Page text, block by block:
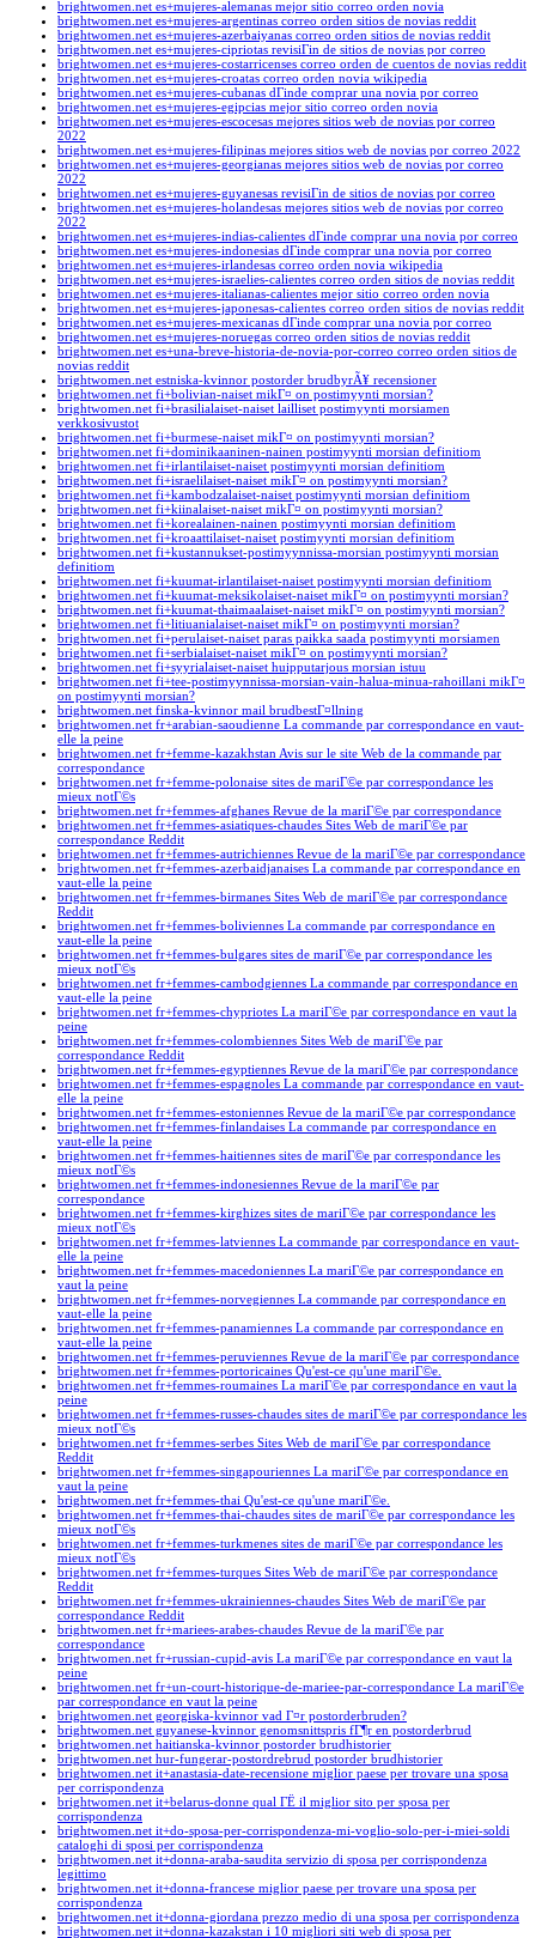
brightwomen.net es+mujeres-alemanas mejor sitio correo orden novia
brightwomen.net es+mujeres-argentinas correo orden sitios de novias reddit
brightwomen.net es+mujeres-azerbaiyanas correo orden sitios de novias reddit
brightwomen.net es+mujeres-cipriotas revisiГіn de sitios de novias por correo
brightwomen.net es+mujeres-costarricenses correo orden de cuentos de novias reddit
brightwomen.net es+mujeres-croatas correo orden novia wikipedia
brightwomen.net es+mujeres-cubanas dГіnde comprar una novia por correo
brightwomen.net es+mujeres-egipcias mejor sitio correo orden novia
brightwomen.net es+mujeres-escocesas mejores sitios web de novias por correo
2022
brightwomen.net es+mujeres-filipinas mejores sitios web de novias por correo 2022
brightwomen.net es+mujeres-georgianas mejores sitios web de novias por correo
2022
brightwomen.net es+mujeres-guyanesas revisiГіn de sitios de novias por correo
brightwomen.net es+mujeres-holandesas mejores sitios web de novias por correo
2022
brightwomen.net es+mujeres-indias-calientes dГіnde comprar una novia por correo
brightwomen.net es+mujeres-indonesias dГіnde comprar una novia por correo
brightwomen.net es+mujeres-irlandesas correo orden novia wikipedia
brightwomen.net es+mujeres-israelies-calientes correo orden sitios de novias reddit
brightwomen.net es+mujeres-italianas-calientes mejor sitio correo orden novia
brightwomen.net es+mujeres-japonesas-calientes correo orden sitios de novias reddit
brightwomen.net es+mujeres-mexicanas dГіnde comprar una novia por correo
brightwomen.net es+mujeres-noruegas correo orden sitios de novias reddit
brightwomen.net es+una-breve-historia-de-novia-por-correo correo orden sitios de
novias reddit
brightwomen.net estniska-kvinnor postorder brudbyrÃ¥ recensioner
brightwomen.net fi+bolivian-naiset mikГ¤ on postimyynti morsian?
brightwomen.net fi+brasilialaiset-naiset lailliset postimyynti morsiamen
verkkosivustot
brightwomen.net fi+burmese-naiset mikГ¤ on postimyynti morsian?
brightwomen.net fi+dominikaaninen-nainen postimyynti morsian definitiom
brightwomen.net fi+irlantilaiset-naiset postimyynti morsian definitiom
brightwomen.net fi+israelilaiset-naiset mikГ¤ on postimyynti morsian?
brightwomen.net fi+kambodzalaiset-naiset postimyynti morsian definitiom
brightwomen.net fi+kiinalaiset-naiset mikГ¤ on postimyynti morsian?
brightwomen.net fi+korealainen-nainen postimyynti morsian definitiom
brightwomen.net fi+kroaattilaiset-naiset postimyynti morsian definitiom
brightwomen.net fi+kustannukset-postimyynnissa-morsian postimyynti morsian
definitiom
brightwomen.net fi+kuumat-irlantilaiset-naiset postimyynti morsian definitiom
brightwomen.net fi+kuumat-meksikolaiset-naiset mikГ¤ on postimyynti morsian?
brightwomen.net fi+kuumat-thaimaalaiset-naiset mikГ¤ on postimyynti morsian?
brightwomen.net fi+litiuanialaiset-naiset mikГ¤ on postimyynti morsian?
brightwomen.net fi+perulaiset-naiset paras paikka saada postimyynti morsiamen
brightwomen.net fi+serbialaiset-naiset mikГ¤ on postimyynti morsian?
brightwomen.net fi+syyrialaiset-naiset huipputarjous morsian istuu
brightwomen.net fi+tee-postimyynnissa-morsian-vain-halua-minua-rahoillani mikГ¤
on postimyynti morsian?
brightwomen.net finska-kvinnor mail brudbestГ¤llning
brightwomen.net fr+arabian-saoudienne La commande par correspondance en vaut-
elle la peine
brightwomen.net fr+femme-kazakhstan Avis sur le site Web de la commande par
correspondance
brightwomen.net fr+femme-polonaise sites de mariГ©e par correspondance les
mieux notГ©s
brightwomen.net fr+femmes-afghanes Revue de la mariГ©e par correspondance
brightwomen.net fr+femmes-asiatiques-chaudes Sites Web de mariГ©e par
correspondance Reddit
brightwomen.net fr+femmes-autrichiennes Revue de la mariГ©e par correspondance
brightwomen.net fr+femmes-azerbaidjanaises La commande par correspondance en
vaut-elle la peine
brightwomen.net fr+femmes-birmanes Sites Web de mariГ©e par correspondance
Reddit
brightwomen.net fr+femmes-boliviennes La commande par correspondance en
vaut-elle la peine
brightwomen.net fr+femmes-bulgares sites de mariГ©e par correspondance les
mieux notГ©s
brightwomen.net fr+femmes-cambodgiennes La commande par correspondance en
vaut-elle la peine
brightwomen.net fr+femmes-chypriotes La mariГ©e par correspondance en vaut la
peine
brightwomen.net fr+femmes-colombiennes Sites Web de mariГ©e par
correspondance Reddit
brightwomen.net fr+femmes-egyptiennes Revue de la mariГ©e par correspondance
brightwomen.net fr+femmes-espagnoles La commande par correspondance en vaut-
elle la peine
brightwomen.net fr+femmes-estoniennes Revue de la mariГ©e par correspondance
brightwomen.net fr+femmes-finlandaises La commande par correspondance en
vaut-elle la peine
brightwomen.net fr+femmes-haitiennes sites de mariГ©e par correspondance les
mieux notГ©s
brightwomen.net fr+femmes-indonesiennes Revue de la mariГ©e par
correspondance
brightwomen.net fr+femmes-kirghizes sites de mariГ©e par correspondance les
mieux notГ©s
brightwomen.net fr+femmes-latviennes La commande par correspondance en vaut-
elle la peine
brightwomen.net fr+femmes-macedoniennes La mariГ©e par correspondance en
vaut la peine
brightwomen.net fr+femmes-norvegiennes La commande par correspondance en
vaut-elle la peine
brightwomen.net fr+femmes-panamiennes La commande par correspondance en
vaut-elle la peine
brightwomen.net fr+femmes-peruviennes Revue de la mariГ©e par correspondance
brightwomen.net fr+femmes-portoricaines Qu'est-ce qu'une mariГ©e.
brightwomen.net fr+femmes-roumaines La mariГ©e par correspondance en vaut la
peine
brightwomen.net fr+femmes-russes-chaudes sites de mariГ©e par correspondance les
mieux notГ©s
brightwomen.net fr+femmes-serbes Sites Web de mariГ©e par correspondance
Reddit
brightwomen.net fr+femmes-singapouriennes La mariГ©e par correspondance en
vaut la peine
brightwomen.net fr+femmes-thai Qu'est-ce qu'une mariГ©e.
brightwomen.net fr+femmes-thai-chaudes sites de mariГ©e par correspondance les
mieux notГ©s
brightwomen.net fr+femmes-turkmenes sites de mariГ©e par correspondance les
mieux notГ©s
brightwomen.net fr+femmes-turques Sites Web de mariГ©e par correspondance
Reddit
brightwomen.net fr+femmes-ukrainiennes-chaudes Sites Web de mariГ©e par
correspondance Reddit
brightwomen.net fr+mariees-arabes-chaudes Revue de la mariГ©e par
correspondance
brightwomen.net fr+russian-cupid-avis La mariГ©e par correspondance en vaut la
peine
brightwomen.net fr+un-court-historique-de-mariee-par-correspondance La mariГ©e
par correspondance en vaut la peine
brightwomen.net georgiska-kvinnor vad Г¤r postorderbruden?
brightwomen.net guyanese-kvinnor genomsnittspris fГ¶r en postorderbrud
brightwomen.net haitianska-kvinnor postorder brudhistorier
brightwomen.net hur-fungerar-postordrebrud postorder brudhistorier
brightwomen.net it+anastasia-date-recensione miglior paese per trovare una sposa
per corrispondenza
brightwomen.net it+belarus-donne qual ГЁ il miglior sito per sposa per
corrispondenza
brightwomen.net it+do-sposa-per-corrispondenza-mi-voglio-solo-per-i-miei-soldi
cataloghi di sposi per corrispondenza
brightwomen.net it+donna-araba-saudita servizio di sposa per corrispondenza
legittimo
brightwomen.net it+donna-francese miglior paese per trovare una sposa per
corrispondenza
brightwomen.net it+donna-giordana prezzo medio di una sposa per corrispondenza
brightwomen.net it+donna-kazakstan i 10 migliori siti web di sposa per